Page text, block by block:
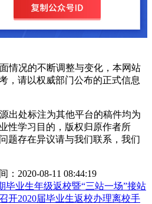
情况的不断调整与变化，本网站
，请以权威部门公布的正式信息
出处标注为其他平台的稿件均为
性学习目的，版权归原作者所
题存在异议请与我们联系，我们
：2020-08-11 08:44:19
毕业生年级返校暨“三站一场”接站
开2020届毕业生返校办理离校手